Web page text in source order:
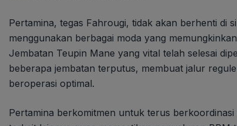
Pertamina, tegas Fahrougi, tidak akan berhenti di
menggunakan berbagai moda yang
Jembatan Teupin Mane yang vital telah selesai
beberapa jembatan terputus, membuat jalur
beroperasi optimal.
Pertamina berkomitmen untuk terus